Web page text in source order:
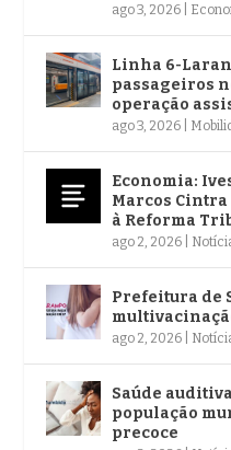
ago 3, 2026
Linha 6-
passageiros
operação
ago 3, 2026
Economia:
Marcos
à Reforma
ago 2, 2026
Prefeitura de
ago 2, 2026
Saúde
população
precoce